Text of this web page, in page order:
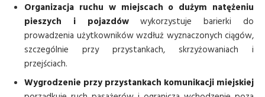
Organizacja ruchu w miejscach o dużym natężeniu
pieszych i pojazdówwykorzystuje barierki do
prowadzenia użytkowników wzdłuż wyznaczonych ciągów,
szczególnie przy przystankach, skrzyżowaniach i
przejściach.
Wygrodzenie przy przystankach komunikacji miejskiej